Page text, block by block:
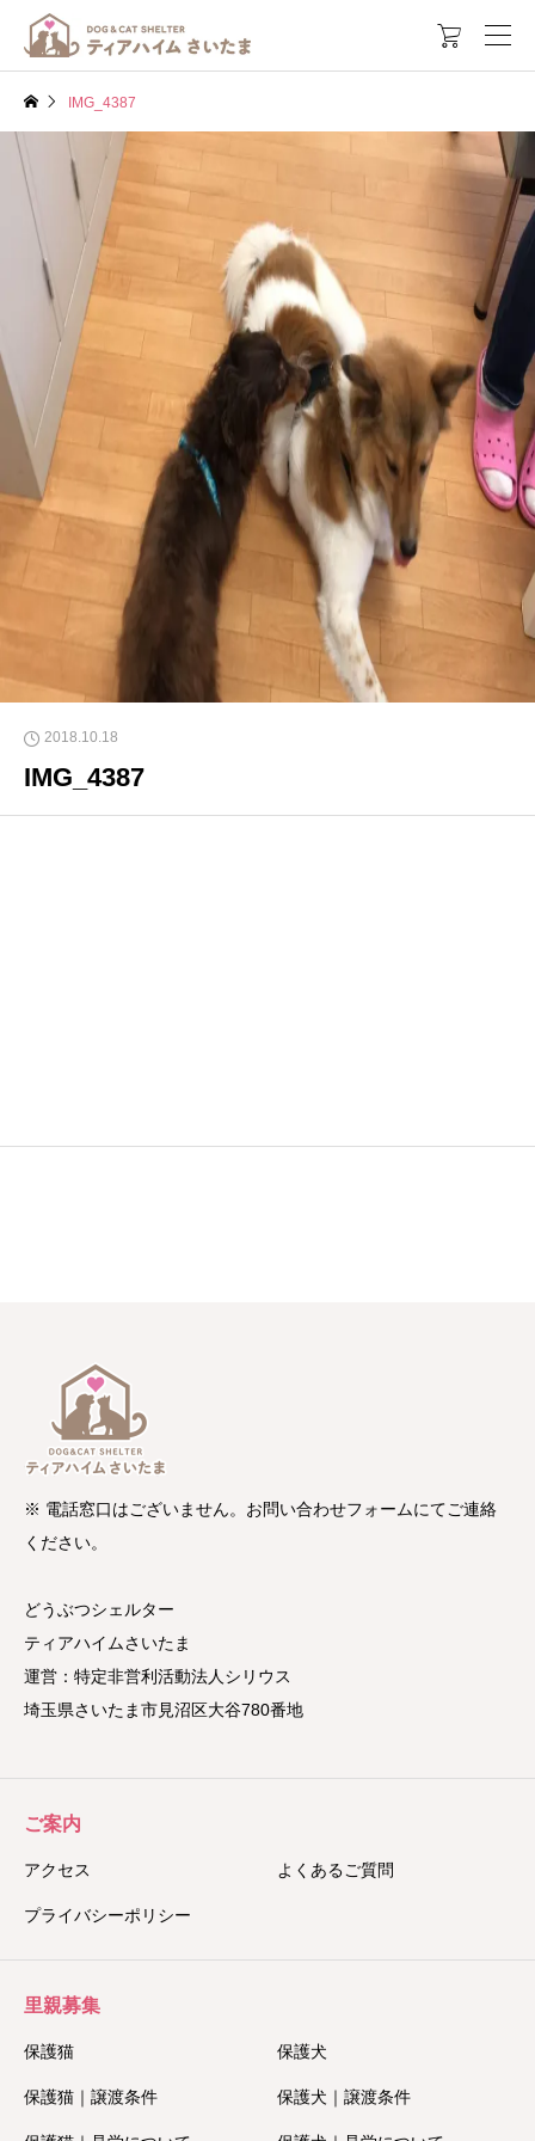

IMG_4387
2018.10.18
IMG_4387
※ 電話窓口はございません。お問い合わせフォームにてご連絡
ください。
どうぶつシェルター
ティアハイムさいたま
運営：特定非営利活動法人シリウス
埼玉県さいたま市見沼区大谷780番地
ご案内
アクセス よくあるご質問
プライバシーポリシー
里親募集
保護猫 保護犬
保護猫｜譲渡条件 保護犬｜譲渡条件